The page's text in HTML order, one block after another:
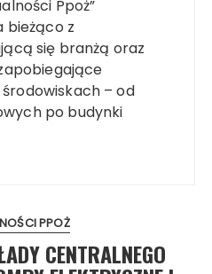
Ppoż”
bieżąco z
się branżą oraz
– od
po budynki
PPOŻ
CENTRALNEGO